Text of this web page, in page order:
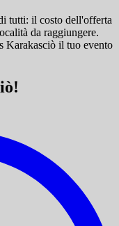
tutti: il costo dell'offerta
da raggiungere.
Karakasciò il tuo evento